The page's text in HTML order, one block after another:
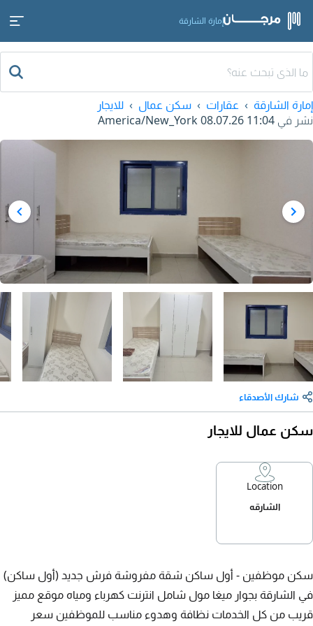
إمارة الشارقة
إمارة الشارقة عقارات سكن عمال
للايجار
نشر في 08.07.26 11:04
شارك الأصدقاء
سكن عمال للايجار
Location
الشارقه
سكن موظفين - أول ساكن شقة مفروشة فرش جديد (أول ساكن)
في الشارقة بجوار ميغا مول شامل انترنت كهرباء ومياه موقع مميز
قريب من كل الخدمات نظافة وهدوء مناسب للموظفين سعر